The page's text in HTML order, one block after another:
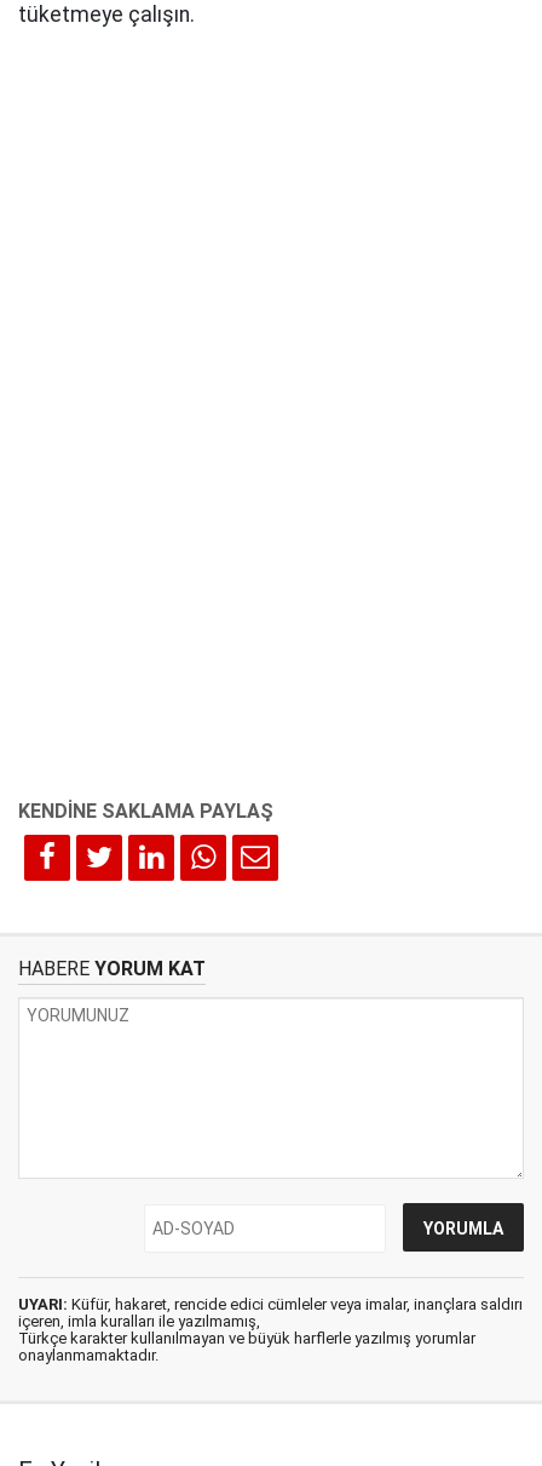
tüketmeye çalışın.
HABERE YORUM KAT
UYARI: Küfür, hakaret, rencide edici cümleler veya imalar, inançlara saldırı
içeren, imla kuralları ile yazılmamış,
Türkçe karakter kullanılmayan ve büyük harflerle yazılmış yorumlar
onaylanmamaktadır.